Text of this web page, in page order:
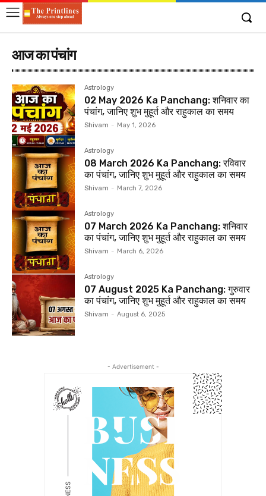
आज का पंचांग
Astrology
02 May 2026 Ka Panchang: शनिवार का
पंचांग, जानिए शुभ मुहूर्त और राहुकाल का समय
Shivam - May 1, 2026
Astrology
08 March 2026 Ka Panchang: रविवार
का पंचांग, जानिए शुभ मुहूर्त और राहुकाल का समय
Shivam - March 7, 2026
Astrology
07 March 2026 Ka Panchang: शनिवार
का पंचांग, जानिए शुभ मुहूर्त और राहुकाल का समय
Shivam - March 6, 2026
Astrology
07 August 2025 Ka Panchang: गुरुवार
का पंचांग, जानिए शुभ मुहूर्त और राहुकाल का समय
Shivam - August 6, 2025
- Advertisement -